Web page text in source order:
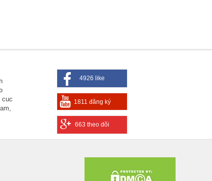
cuc
4926 like
1811 đăng ký
663 theo dõi